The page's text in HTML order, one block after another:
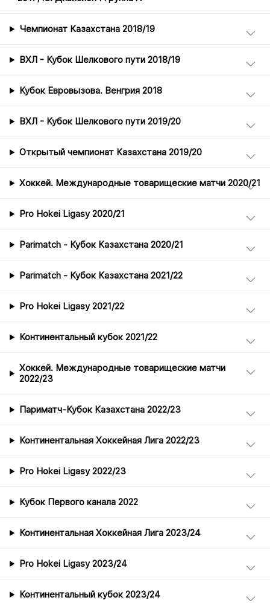
Чемпионат Казахстана 2018/19
ВХЛ - Кубок Шелкового пути 2018/19
Кубок Евровызова. Венгрия 2018
ВХЛ - Кубок Шелкового пути 2019/20
Открытый чемпионат Казахстана 2019/20
Хоккей. Международные товарищеские матчи 2020/21
Pro Hokei Ligasy 2020/21
Parimatch - Кубок Казахстана 2020/21
Parimatch - Кубок Казахстана 2021/22
Pro Hokei Ligasy 2021/22
Континентальный кубок 2021/22
Хоккей. Международные товарищеские матчи
2022/23
Париматч-Кубок Казахстана 2022/23
Континентальная Хоккейная Лига 2022/23
Pro Hokei Ligasy 2022/23
Кубок Первого канала 2022
Континентальная Хоккейная Лига 2023/24
Pro Hokei Ligasy 2023/24
Континентальный кубок 2023/24